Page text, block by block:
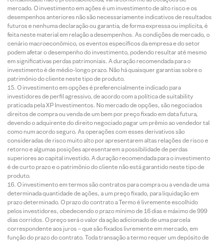
mercado. O investimento em ações é um investimento de alto risco e os
desempenhos anteriores não são necessariamente indicativos de resultados
futuros e nenhuma declaração ou garantia, de forma expressa ou implícita, é
feita neste material em relação a desempenhos. As condições de mercado, o
cenário macroeconômico, os eventos específicos da empresa e do setor
podem afetar o desempenho do investimento, podendo resultar até mesmo
em significativas perdas patrimoniais. A duração recomendada para o
investimento é de médio-longo prazo. Não há quaisquer garantias sobre o
patrimônio do cliente neste tipo de produto.
O investimento em opções é preferencialmente indicado para
investidores de perfil agressivo, de acordo com a política de suitability
praticada pela XP Investimentos. No mercado de opções, são negociados
direitos de compra ou venda de um bem por preço fixado em data futura,
devendo o adquirente do direito negociado pagar um prêmio ao vendedor tal
como num acordo seguro. As operações com esses derivativos são
consideradas de risco muito alto por apresentarem altas relações de risco e
retorno e algumas posições apresentarem a possibilidade de perdas
superiores ao capital investido. A duração recomendada para o investimento
é de curto prazo e o patrimônio do cliente não está garantido neste tipo de
produto.
O investimento em termos são contratos para compra ou a venda de uma
determinada quantidade de ações, a um preço fixado, para liquidação em
prazo determinado. O prazo do contrato a Termo é livremente escolhido
pelos investidores, obedecendo o prazo mínimo de 16 dias e máximo de 999
dias corridos. O preço será o valor da ação adicionado de uma parcela
correspondente aos juros – que são fixados livremente em mercado, em
função do prazo do contrato. Toda transação a termo requer um depósito de